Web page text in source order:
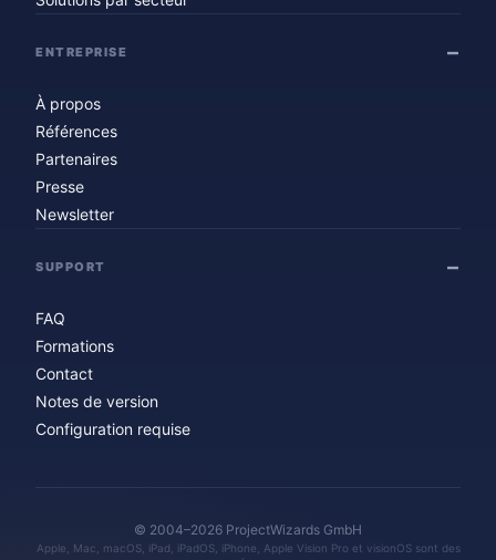
ENTREPRISE
À propos
Références
Partenaires
Presse
Newsletter
SUPPORT
FAQ
Formations
Contact
Notes de version
Configuration requise
© 2004–2026 ProjectWizards GmbH
Apple, Mac, macOS, iPad, iPadOS, iPhone, Apple Vision Pro et visionOS sont des